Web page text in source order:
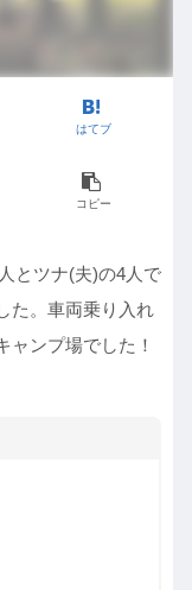
はてブ
コピー
とツナ(夫)の4人で
た。車両乗り入れ
ャンプ場でした！